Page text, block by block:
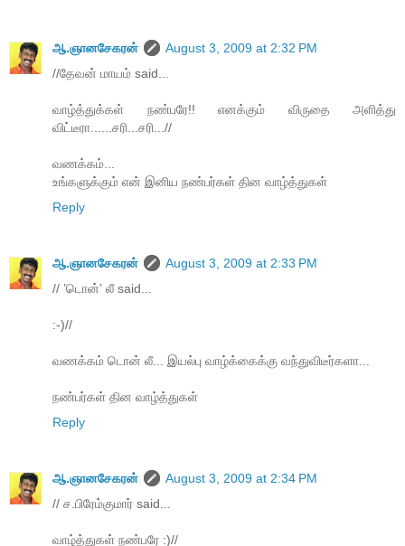
ஆ.ஞானசேகரன்
August 3, 2009 at 2:32 PM
//தேவன் மாயம் said...
வாழ்த்துக்கள் நண்பரே!! எனக்கும் விருதை அளித்து
விட்டீரா......சரி...சரி...//
வணக்கம்...
உங்களுக்கும் என் இனிய நண்பர்கள் தின வாழ்த்துகள்
Reply
ஆ.ஞானசேகரன்
August 3, 2009 at 2:33 PM
// ’டொன்’ லீ said...
:-)//
வணக்கம் டொன் லீ... இயல்பு வாழ்க்கைக்கு வந்துவிடீர்களா...
நண்பர்கள் தின வாழ்த்துகள்
Reply
ஆ.ஞானசேகரன்
August 3, 2009 at 2:34 PM
// ச.பிரேம்குமார் said...
வாழ்த்துகள் நண்பரே :)//